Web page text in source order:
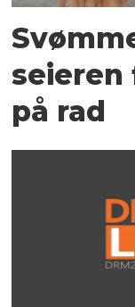
seieren
på rad